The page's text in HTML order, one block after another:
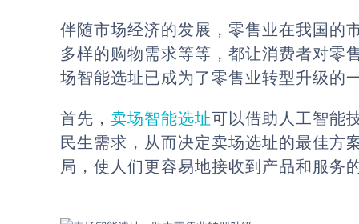
伴随市场经济的发展，零售业在我国的
多样的购物需求等等，都让消费者对零
场智能选址已成为了零售业转型升级的
首先， 卖场智能选址可以借助人工智能
民生需求，从而决定卖场选址的最佳方
局，使人们更容易地接收到产品和服务